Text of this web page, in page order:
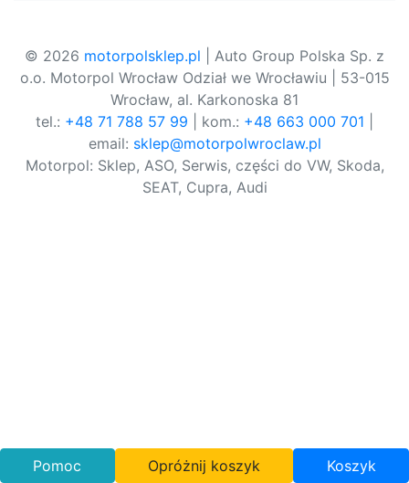
© 2026 motorpolsklep.pl | Auto Group Polska Sp. z
o.o. Motorpol Wrocław Odział we Wrocławiu | 53-015
Wrocław, al. Karkonoska 81
tel.: +48 71 788 57 99 | kom.: +48 663 000 701
email: sklep@motorpolwroclaw.pl
Motorpol: Sklep, ASO, Serwis, części do VW, Skoda,
SEAT, Cupra, Audi
Pomoc Opróżnij koszyk Koszyk